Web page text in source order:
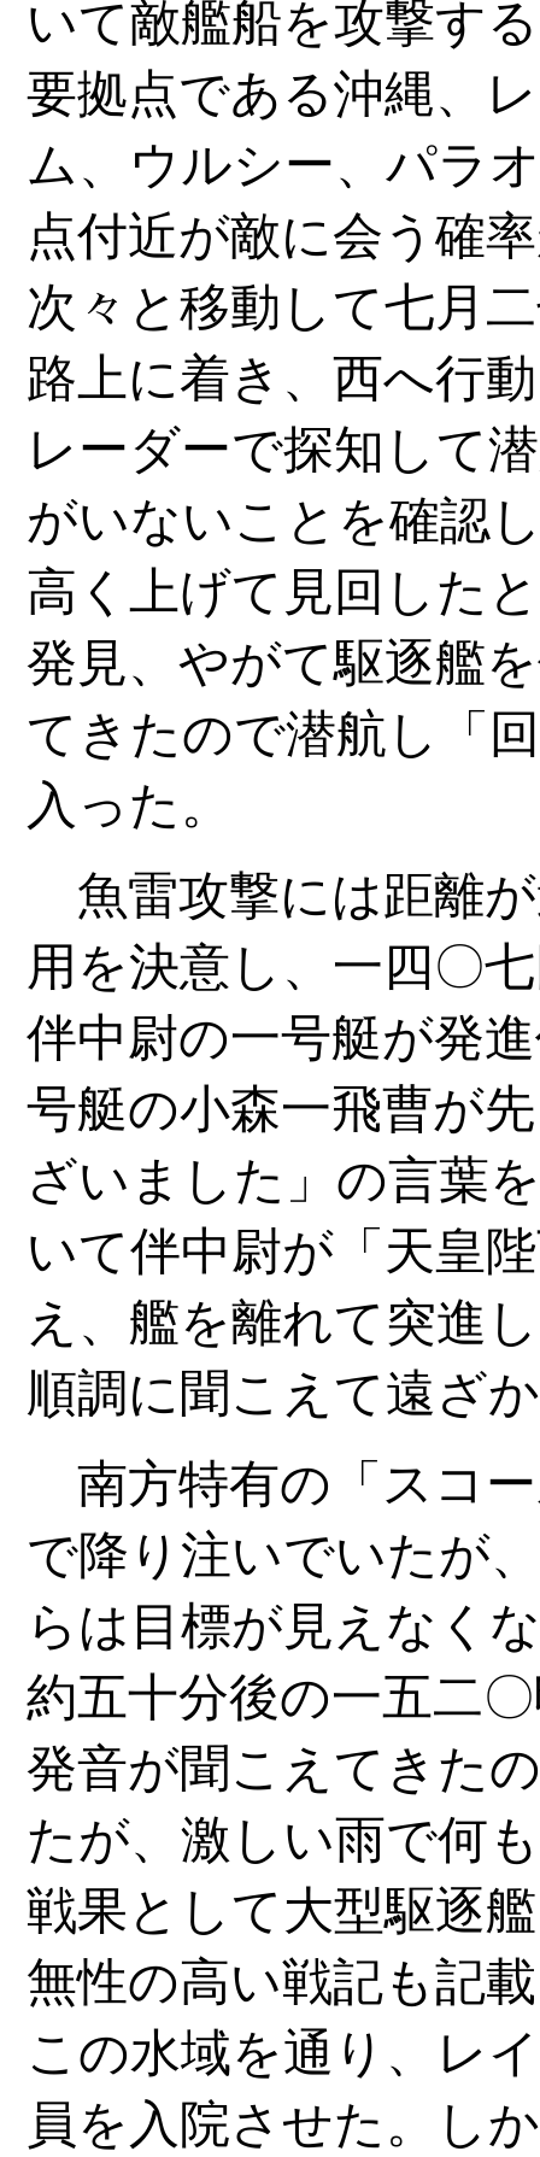
いて敵艦船を攻撃す
要拠点である沖縄、
ム、ウルシー、パラ
点付近が敵に会う確
次々と移動して七月
路上に着き、西へ行
レーダーで探知して
がいないことを確認
高く上げて見回した
発見、やがて駆逐艦
てきたので潜航し「
入った。
魚雷攻撃には距離
用を決意し、一四〇
伴中尉の一号艇が発
号艇の小森一飛曹が
ざいました」の言葉
いて伴中尉が「天皇
え、艦を離れて突進
順調に聞こえて遠ざ
南方特有の「スコ
で降り注いでいたが
らは目標が見えなく
約五十分後の一五二
発音が聞こえてきた
たが、激しい雨で何
戦果として大型駆逐
無性の高い戦記も記
この水域を通り、レ
員を入院させた。し